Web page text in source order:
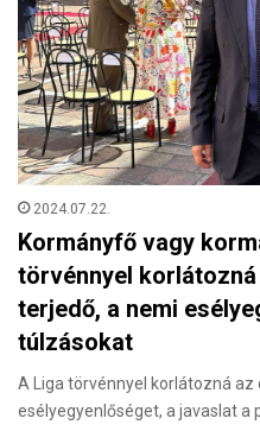
2024.07.22.
Kormányfő vagy
törvénnyel
terjedő, a nemi
túlzásokat
A Liga törvénnyel korlátozná
esélyegyenlőséget, a javaslat a